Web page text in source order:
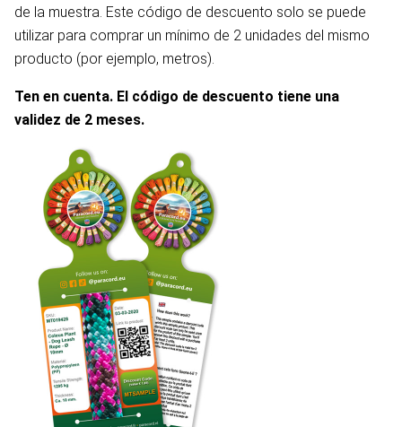
de la muestra. Este código de descuento solo se puede
utilizar para comprar un mínimo de 2 unidades del mismo
producto (por ejemplo, metros).
Ten en cuenta. El código de descuento tiene una
validez de 2 meses.